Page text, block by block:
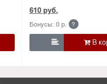
610 руб.
Бонусы: 0 р. ?
